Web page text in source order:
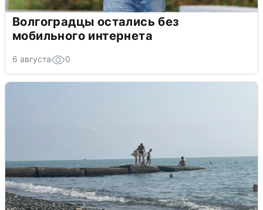
Волгоградцы остались без
мобильного интернета
6 августа 0